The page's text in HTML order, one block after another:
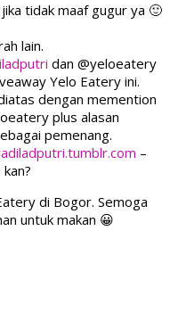
jika tidak maaf gugur ya 🙂
lain.
dan @yeloeatery
Yelo Eatery ini.
dengan memention
plus alasan
pemenang.
–
di Bogor. Semoga
untuk makan 😀